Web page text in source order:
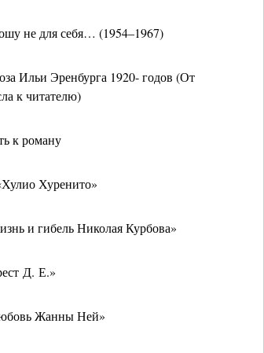
не для себя… (1954–1967)
Ильи Эренбурга 1920- годов (От
к читателю)
к роману
Хуренито»
и гибель Николая Курбова»
Д. Е.»
Жанны Ней»